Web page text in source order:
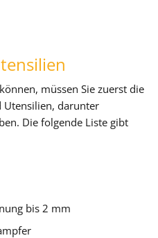
müssen Sie zuerst die
Utensilien, darunter
Die folgende Liste gibt
bis 2 mm